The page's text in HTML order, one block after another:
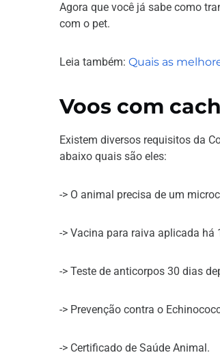
Agora que você já sabe como
com o pet.
Leia também: Quais as
Voos com
Existem diversos requisitos da
abaixo quais são eles:
-> O animal precisa de um
-> Vacina para raiva aplicada há
-> Teste de anticorpos 30 dias
-> Prevenção contra o
-> Certificado de Saúde Animal.